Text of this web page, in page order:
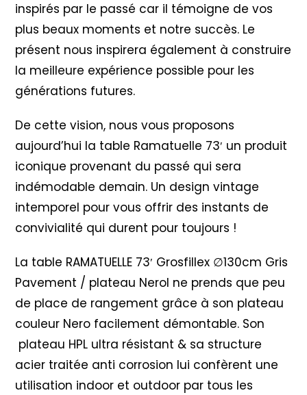
inspirés par le passé car il témoigne de vos
plus beaux moments et notre succès. Le
présent nous inspirera également à construire
la meilleure expérience possible pour les
générations futures.
De cette vision, nous vous proposons
aujourd’hui la table Ramatuelle 73′ un produit
iconique provenant du passé qui sera
indémodable demain. Un design vintage
intemporel pour vous offrir des instants de
convivialité qui durent pour toujours !
La table RAMATUELLE 73′ Grosfillex ∅130cm Gris
Pavement / plateau Nerol ne prends que peu
de place de rangement grâce à son plateau
couleur Nero facilement démontable. Son
plateau HPL ultra résistant & sa structure
acier traitée anti corrosion lui confèrent une
utilisation indoor et outdoor par tous les